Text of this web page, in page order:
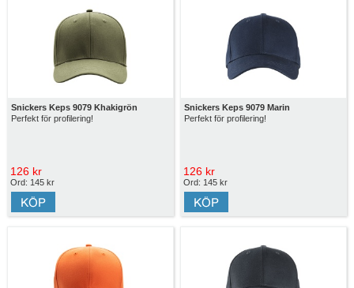
Snickers Keps 9079 Khakigrön
Perfekt för profilering!
126 kr
Ord: 145 kr
Snickers Keps 9079 Marin
Perfekt för profilering!
126 kr
Ord: 145 kr